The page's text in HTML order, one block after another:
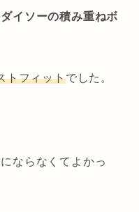
ダイソーの積み重ねボ
トフィットでした。
ならなくてよかっ